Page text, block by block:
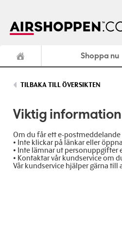
Shoppa nu
TILBAKA TILL ÖVERSIKTEN
Viktig
Om du får ett e-
• Inte klickar på länkar eller
• Inte lämnar ut personuppgifter
• Kontaktar vår kundservice om
Vår kundservice hjälper gärna